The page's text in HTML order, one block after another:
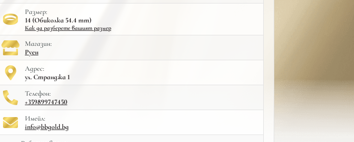
Размер:
14 (Обиколка 54.4 mm)
Как да разберете вашият размер
Mагазин:
Руен
Адрес:
ул. Странджа 1
Телефон:
+359899747450
Имейл:
info@bbgold.bg